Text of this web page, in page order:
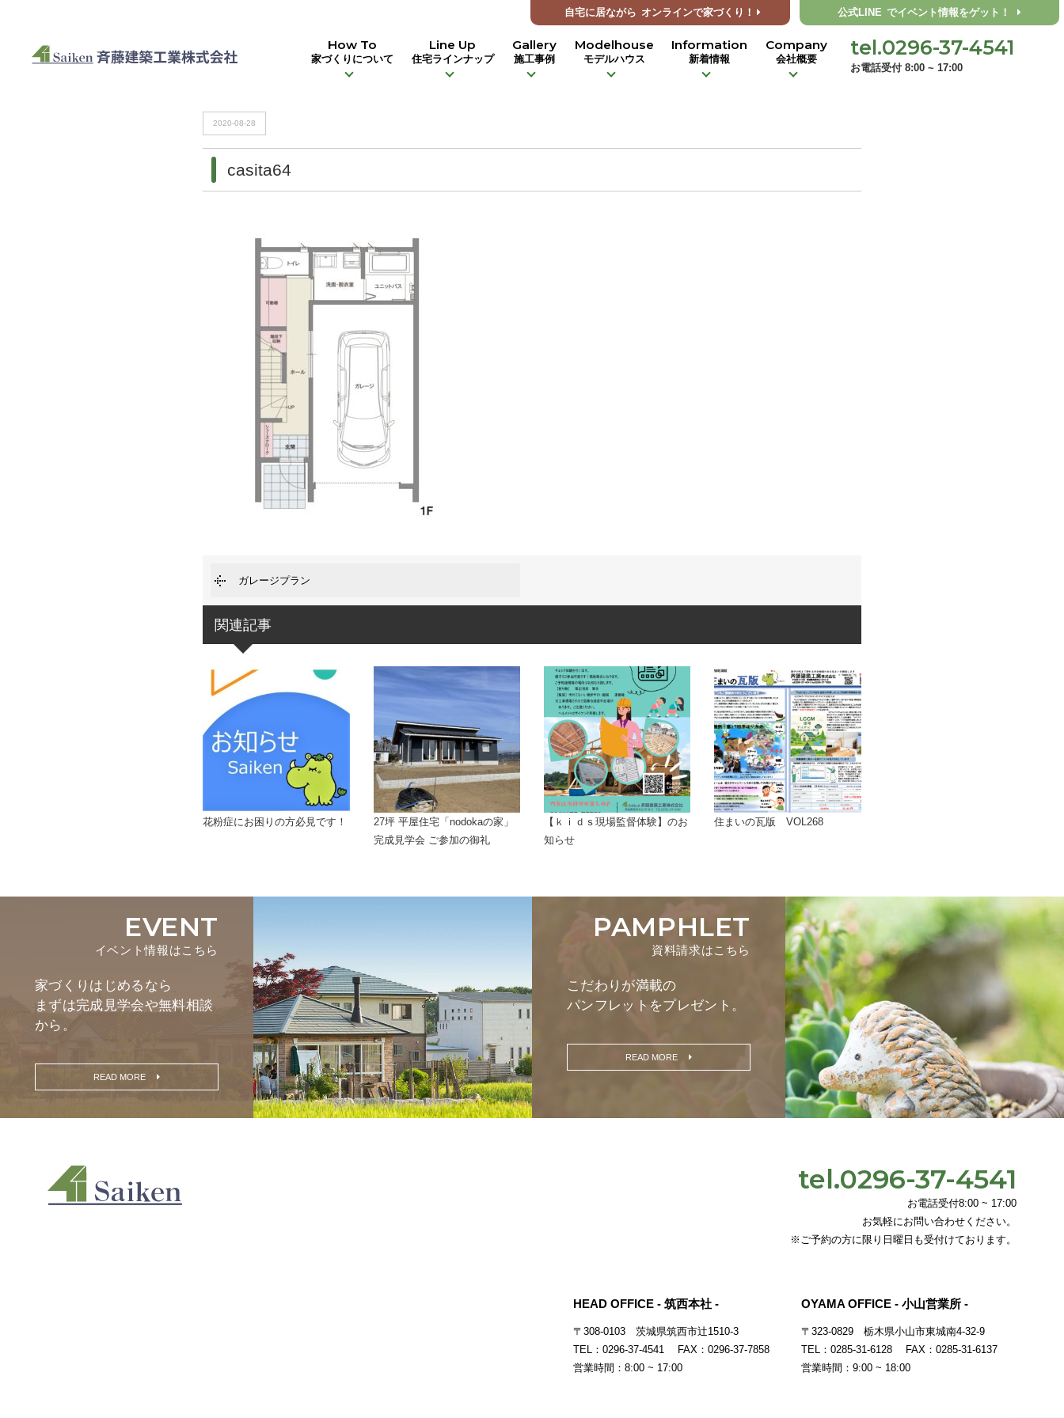
自宅に居ながら オンラインで家づくり！ 公式LINE でイベント情報をゲット！
How To
家づくりについて
Line Up
住宅ラインナップ
Gallery
施工事例
Modelhouse
モデルハウス
Information
新着情報
Company
会社概要 tel.0296-37-4541
お電話受付 8:00 ~ 17:00
2020-08-28
casita64
ガレージプラン
関連記事
花粉症にお困りの方必見です！
27坪 平屋住宅「nodokaの家」
完成見学会 ご参加の御礼
【ｋｉｄｓ現場監督体験】のお
知らせ
住まいの瓦版 VOL268
EVENT
イベント情報はこちら
家づくりはじめるなら
まずは完成見学会や無料相談
から。
READ MORE
PAMPHLET
資料請求はこちら
こだわりが満載の
パンフレットをプレゼント。
READ MORE
tel.0296-37-4541
お電話受付8:00 ~ 17:00
お気軽にお問い合わせください。
※ご予約の方に限り日曜日も受付けております。
HEAD OFFICE - 筑西本社 -
〒308-0103 茨城県筑西市辻1510-3
TEL：0296-37-4541 FAX：0296-37-7858
営業時間：8:00 ~ 17:00
OYAMA OFFICE - 小山営業所 -
〒323-0829 栃木県小山市東城南4-32-9
TEL：0285-31-6128 FAX：0285-31-6137
営業時間：9:00 ~ 18:00